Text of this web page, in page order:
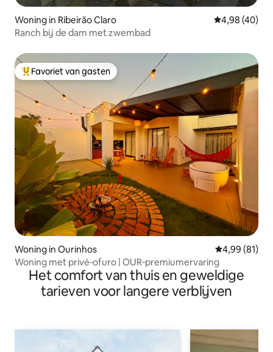
Woning in Ribeirão Claro Gemiddelde
4,98 (40)
Ranch bij de dam met zwembad
Topfavoriet van gasten
Favoriet van gasten
Woning in Ourinhos Gemiddelde
4,99 (81)
Woning met privé‑ofuro | OUR‑premiumervaring
Het comfort van thuis en geweldige
tarieven voor langere verblijven